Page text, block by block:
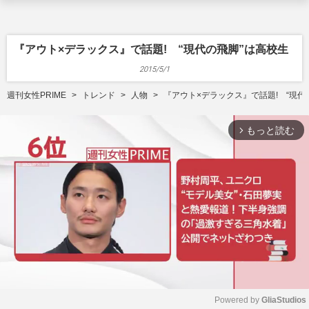
『アウト×デラックス』で話題! “現代の飛脚”は高校生
2015/5/1
週刊女性PRIME トレンド 人物 『アウト×デラックス』で話題! “現代
arrow_forward_ios もっと読む
Powered by GliaStudios